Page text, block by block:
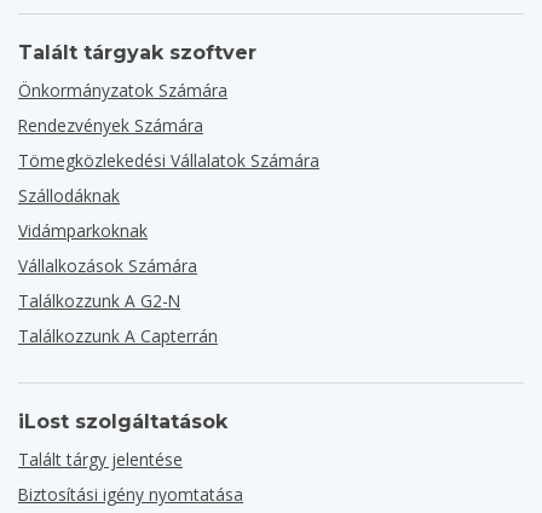
Talált tárgyak szoftver
Önkormányzatok Számára
Rendezvények Számára
Tömegközlekedési Vállalatok Számára
Szállodáknak
Vidámparkoknak
Vállalkozások Számára
Találkozzunk A G2-N
Találkozzunk A Capterrán
iLost szolgáltatások
Talált tárgy jelentése
Biztosítási igény nyomtatása